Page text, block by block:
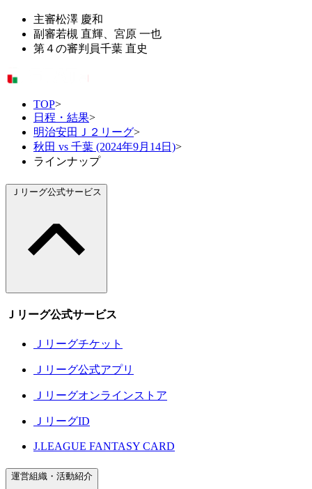
主審松澤 慶和
副審若槻 直輝、宮原 一也
第４の審判員千葉 直史
TOP>
日程・結果>
明治安田Ｊ２リーグ>
秋田 vs 千葉 (2024年9月14日)>
ラインナップ
Ｊリーグ公式サービス
Ｊリーグ公式サービス
Ｊリーグチケット
Ｊリーグ公式アプリ
Ｊリーグオンラインストア
ＪリーグID
J.LEAGUE FANTASY CARD
運営組織・活動紹介